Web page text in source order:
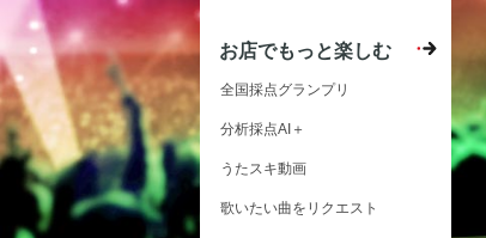
お店でもっと楽しむ
全国採点グランプリ
分析採点AI＋
うたスキ動画
歌いたい曲をリクエスト